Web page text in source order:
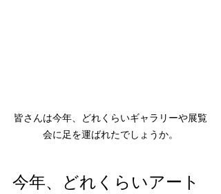
皆さんは今年、どれくらいギャラリーや展覧
会に足を運ばれたでしょうか。
今年、どれくらいアート